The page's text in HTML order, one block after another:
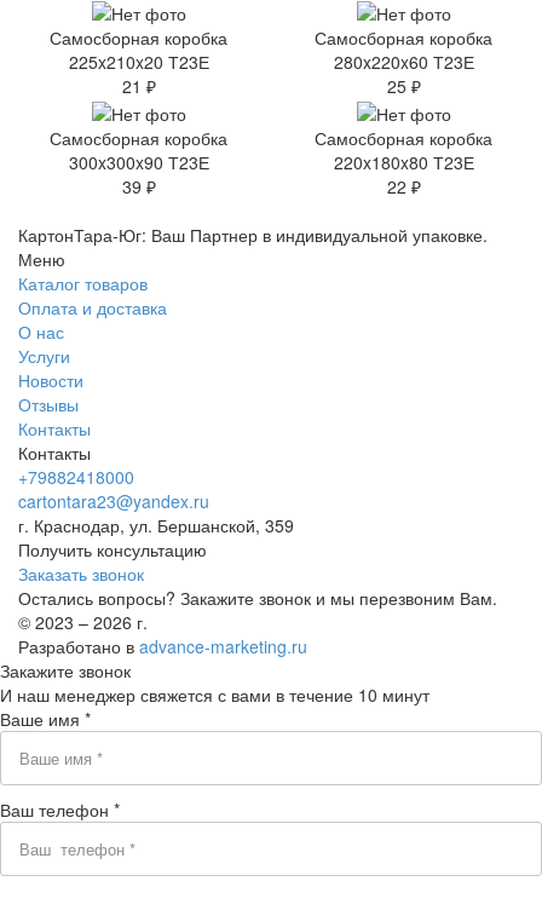
Самосборная коробка
225x210x20 Т23Е
21 ₽
Самосборная коробка
280x220x60 Т23Е
25 ₽
Самосборная коробка
300x300x90 Т23Е
39 ₽
Самосборная коробка
220x180x80 Т23Е
22 ₽
КартонТара-Юг: Ваш Партнер в индивидуальной упаковке.
Меню
Каталог товаров
Оплата и доставка
О нас
Услуги
Новости
Отзывы
Контакты
Контакты
+79882418000
cartontara23@yandex.ru
г. Краснодар, ул. Бершанской, 359
Получить консультацию
Заказать звонок
Остались вопросы? Закажите звонок и мы перезвоним Вам.
© 2023 – 2026 г.
Разработано в advance-marketing.ru
Закажите звонок
И наш менеджер свяжется с вами в течение 10 минут
Ваше имя *
Ваш телефон *